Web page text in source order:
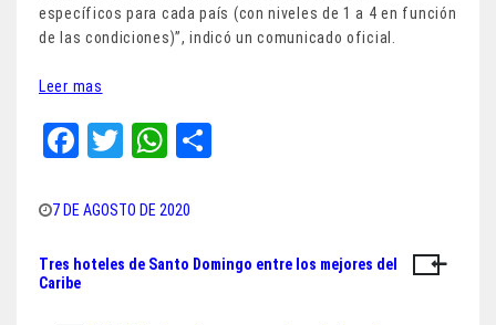
específicos para cada país (con niveles de 1 a 4 en función
de las condiciones)”, indicó un comunicado oficial.
Leer mas
Fa
bo
ok
T
tt
er
W
ts
pp
7 DE AGOSTO DE 2020
Navegación
Tres hoteles de Santo Domingo entre los mejores del
Caribe